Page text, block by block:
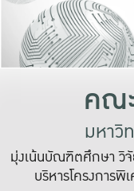
คณ
มหาวิ
มุ่งเน้นบัณฑิตศึกษา วิ
บริหารโครงการพิ